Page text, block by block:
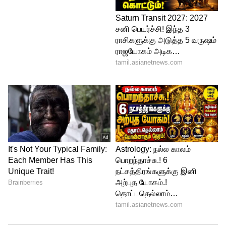
Allu Arjun Arrested by Police
குடும்பத்திற்கு 25 லட்சம் வழங்குவதாக
அறிவித்தார் அல்லு அர்ஜுன்.
இந்நிலையில், இந்த சம்பவம் தொடர்பாக
அல்லு அர்ஜுன் மீது வழக்கு தொடர்ந்த
சிக்காட்பள்ளி போலீசார். அவரை கைது
செய்துள்ளனர். இன்று ஜூப்ளி ஹில்ஸில்
உள்ள அவரது இல்லத்திற்கு வந்த
போலீசார், அல்லு அர்ஜுனை கைது செய்து